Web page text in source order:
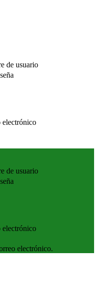
de usuario
electrónico
de usuario
electrónico
electrónico.